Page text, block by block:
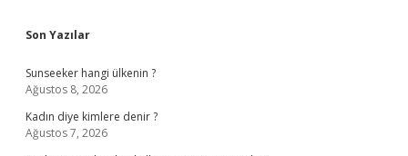
Sidebar
Son Yazılar
Sunseeker hangi ülkenin ?
Ağustos 8, 2026
Kadın diye kimlere denir ?
Ağustos 7, 2026